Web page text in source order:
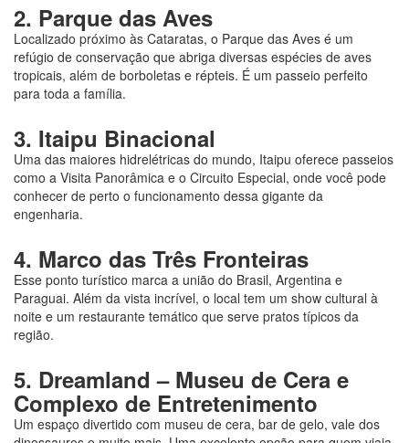
2. Parque das Aves
Localizado próximo às Cataratas, o Parque das Aves é um
refúgio de conservação que abriga diversas espécies de aves
tropicais, além de borboletas e répteis. É um passeio perfeito
para toda a família.
3. Itaipu Binacional
Uma das maiores hidrelétricas do mundo, Itaipu oferece passeios
como a Visita Panorâmica e o Circuito Especial, onde você pode
conhecer de perto o funcionamento dessa gigante da
engenharia.
4. Marco das Três Fronteiras
Esse ponto turístico marca a união do Brasil, Argentina e
Paraguai. Além da vista incrível, o local tem um show cultural à
noite e um restaurante temático que serve pratos típicos da
região.
5. Dreamland – Museu de Cera e
Complexo de Entretenimento
Um espaço divertido com museu de cera, bar de gelo, vale dos